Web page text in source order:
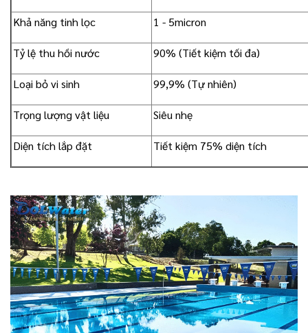
Khả năng tinh lọc 1 - 5micron
Tỷ lệ thu hồi nước 90% (Tiết kiệm tối đa)
Loại bỏ vi sinh 99,9% (Tự nhiên)
Trọng lượng vật liệu Siêu nhẹ
Diện tích lắp đặt Tiết kiệm 75% diện tích